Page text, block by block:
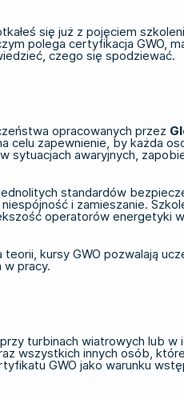
się już z pojęciem
polega certyfikacja GWO,
czego się spodziewać.
opracowanych przez
zapewnienie, by każda
awaryjnych,
standardów
i zamieszanie.
operatorów energetyki
kursy GWO pozwalają
w pracy.
turbinach wiatrowych lub
wszystkich innych osób,
GWO jako warunku